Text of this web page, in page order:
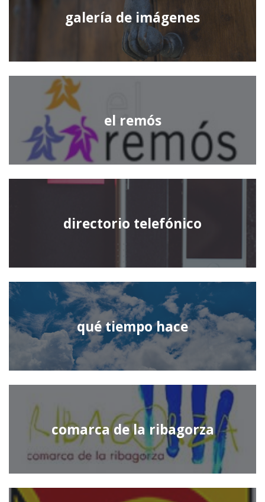
galería de imágenes
el remós
directorio telefónico
qué tiempo hace
comarca de la ribagorza